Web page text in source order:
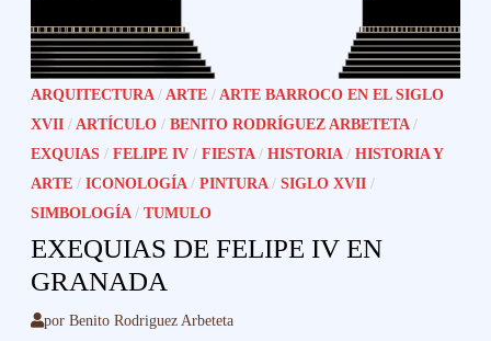
ARQUITECTURA/ARTE /ARTE BARROCO EN EL SIGLO
XVII /ARTÍCULO /BENITO RODRÍGUEZ ARBETETA/
EXQUIAS /FELIPE IV /FIESTA/HISTORIA/HISTORIA Y
ARTE /ICONOLOGÍA/PINTURA/SIGLO XVII /
SIMBOLOGÍA/TUMULO
EXEQUIAS DE FELIPE IV EN
GRANADA
porBenito Rodriguez Arbeteta